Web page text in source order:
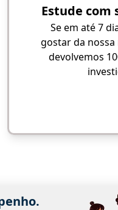
Estude com
Se em até 7
gostar da
devolvemos